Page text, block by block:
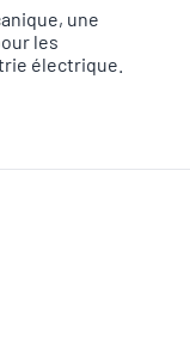
une
les
électrique.